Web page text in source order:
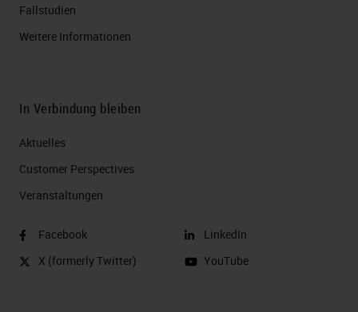
Fallstudien
Weitere Informationen
In Verbindung bleiben
Aktuelles
Customer Perspectives​
Veranstaltungen
Facebook
X (formerly Twitter)
LinkedIn
YouTube